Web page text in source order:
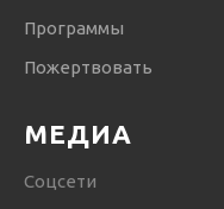
Программы
Пожертвовать
МЕДИА
Соцсети